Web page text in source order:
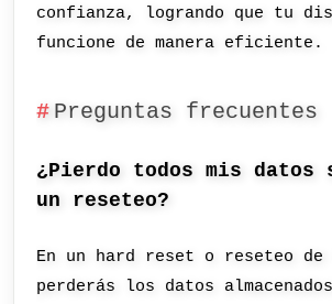
confianza, logrando que tu
funcione de manera eficiente.
Preguntas frecuentes
¿Pierdo todos mis
un reseteo?
En un hard reset o reseteo
perderás los datos